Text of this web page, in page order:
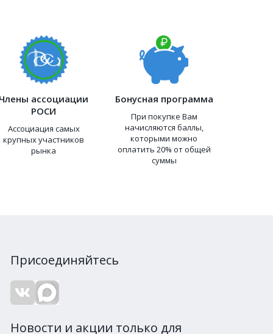
Члены ассоциации
РОСИ
Ассоциация самых
крупных участников
рынка
Бонусная программа
При покупке Вам
начисляются баллы,
которыми можно
оплатить 20% от общей
суммы
Присоединяйтесь
Новости и акции только для